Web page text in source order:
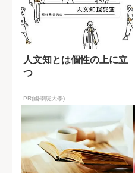
人文知とは個性の上に立
つ
PR(國學院大學)